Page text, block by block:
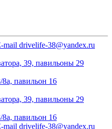
drivelife-38@yandex.ru
39, павильоны 29
8а, павильон 16
39, павильоны 29
8а, павильон 16
drivelife-38@yandex.ru